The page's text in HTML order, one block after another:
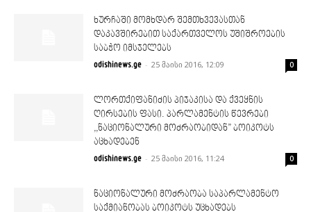
ხურჩაში მომხდარ შემთხვევასთან
დაკავშირებით საქართველოს უშიშროების
საბჭო იმსჯელებს
odishinews.ge - 25 მაისი 2016, 12:09 0
ლორთქიფანიძის პიჯაკისა და ქვეყნის
ღირსების ფასი. პარლამენტის წევრები
,,ნაციონალური მოძრაობიდან” ბოიკოტს
აცხადებენ
odishinews.ge - 25 მაისი 2016, 11:24 0
ნაციონალური მოძრაობა საპარლამენტო
საქმიანობას ბოიკოტს უცხადებს